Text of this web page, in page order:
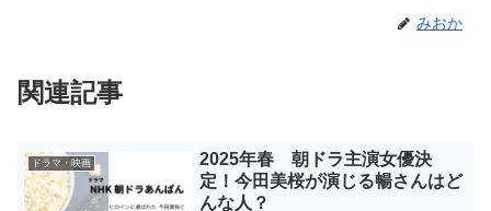
みおか
関連記事
ドラマ・映画
2025年春 朝ドラ主演女優決
定！今田美桜が演じる暢さんはど
んな人？